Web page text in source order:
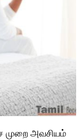
முறை அவசியம்